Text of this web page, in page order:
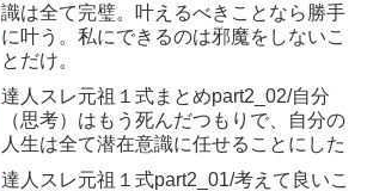
識は全て完璧。叶えるべきことなら勝手
に叶う。私にできるのは邪魔をしないこ
とだけ。
達人スレ元祖１式まとめpart2_02/自分
（思考）はもう死んだつもりで、自分の
人生は全て潜在意識に任せることにした
達人スレ元祖１式part2_01/考えて良いこ